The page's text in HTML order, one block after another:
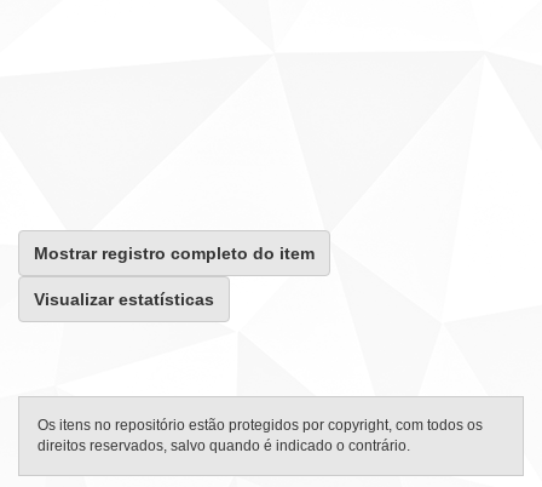
Mostrar registro completo do item
Visualizar estatísticas
Os itens no repositório estão protegidos por copyright, com todos os
direitos reservados, salvo quando é indicado o contrário.